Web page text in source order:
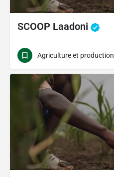
SCOOP Laadoni
Agriculture et production